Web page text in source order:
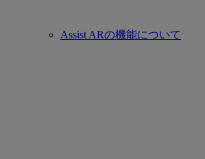
Assist ARの機能について